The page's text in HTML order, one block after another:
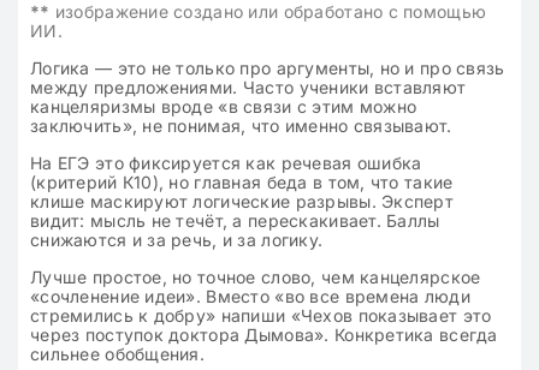
** изображение создано или обработано с помощью
ИИ.
Логика — это не только про аргументы, но и про связь
между предложениями. Часто ученики вставляют
канцеляризмы вроде «в связи с этим можно
заключить», не понимая, что именно связывают.
На ЕГЭ это фиксируется как речевая ошибка
(критерий К10), но главная беда в том, что такие
клише маскируют логические разрывы. Эксперт
видит: мысль не течёт, а перескакивает. Баллы
снижаются и за речь, и за логику.
Лучше простое, но точное слово, чем канцелярское
«сочленение идеи». Вместо «во все времена люди
стремились к добру» напиши «Чехов показывает это
через поступок доктора Дымова». Конкретика всегда
сильнее обобщения.